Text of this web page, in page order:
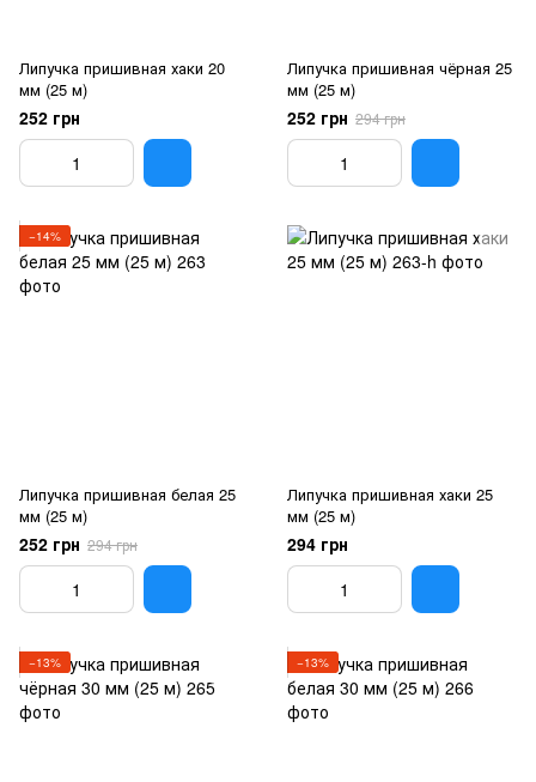
Липучка пришивная хаки 20
мм (25 м)
252 грн
Липучка пришивная чёрная 25
мм (25 м)
252 грн 294 грн
−14%
Липучка пришивная белая 25
мм (25 м)
252 грн 294 грн
Липучка пришивная хаки 25
мм (25 м)
294 грн
−13% −13%